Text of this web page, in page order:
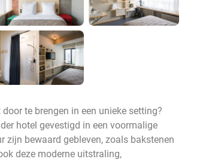
te brengen in een unieke setting?
hotel gevestigd in een voormalige
zijn bewaard gebleven, zoals bakstenen
deze moderne uitstraling,